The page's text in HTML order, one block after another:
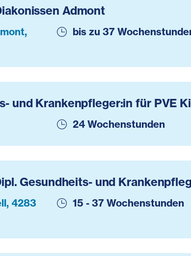
Admont
bis zu 37
und Krankenpfleger:in für PVE
24 Wochenstunden
Gesundheits- und
4283
15 - 37 Wochenstunden